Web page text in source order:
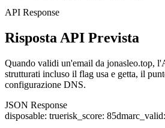
API Response
Risposta API Prevista
Quando validi un'email da jonasleo.top,
strutturati incluso il flag usa e getta, il
configurazione DNS.
JSON Response
disposable: truerisk_score: 85dmarc_valid: